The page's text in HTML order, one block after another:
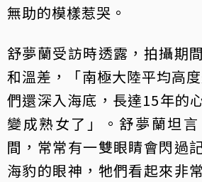
無助的模樣惹哭。
舒夢蘭受訪時透露，拍攝期
和溫差，「南極大陸平均高
們還深入海底，長達15年的
變成熟女了」。舒夢蘭坦
間，常常有一雙眼睛會閃過
海豹的眼神，牠們看起來非